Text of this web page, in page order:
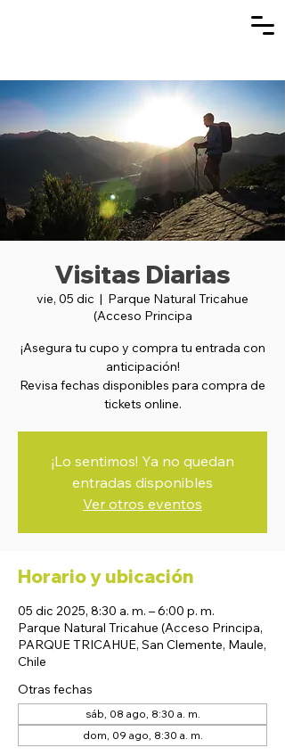
Visitas Diarias
vie, 05 dic
  |
Parque Natural Tricahue
(Acceso Principa
¡Asegura tu cupo y compra tu entrada con
anticipación!
Revisa fechas disponibles para compra de
tickets online.
¡Lo sentimos! Ya no quedan
entradas disponibles
Ver otros eventos
Horario y ubicación
05 dic 2025, 8:30 a. m. – 6:00 p. m.
Parque Natural Tricahue (Acceso Principa,
PARQUE TRICAHUE, San Clemente, Maule,
Chile
Otras fechas
sáb, 08 ago, 8:30 a. m.
dom, 09 ago, 8:30 a. m.